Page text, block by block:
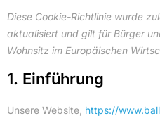
Diese Cookie-Richtlinie wurde
aktualisiert und gilt für Bürger
Wohnsitz im Europäischen
1. Einführung
Unsere Website, https://